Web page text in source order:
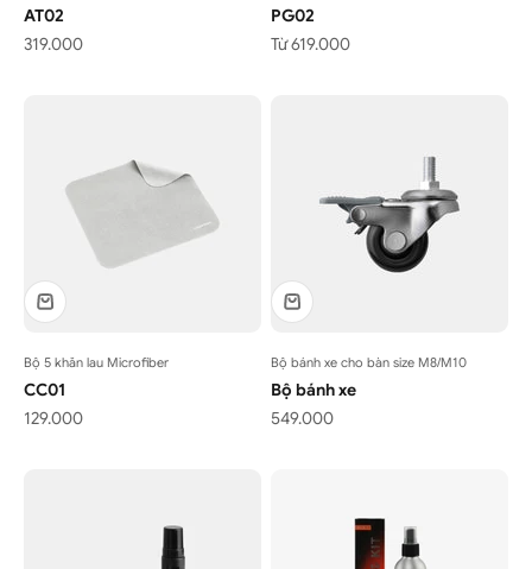
AT02
Giá bán
319.000
PG02
Giá bán
Từ 619.000
Bộ 5 khăn lau Microfiber
CC01
Giá bán
129.000
Bộ bánh xe cho bàn size M8/M10
Bộ bánh xe
Giá bán
549.000